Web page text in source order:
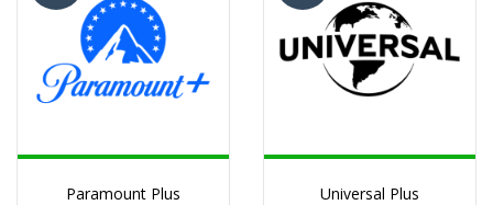
Paramount Plus Universal Plus